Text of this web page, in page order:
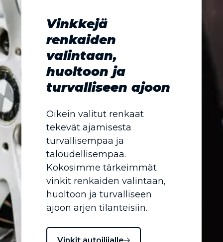
Vinkkejä
renkaiden
valintaan,
huoltoon ja
turvalliseen ajoon
Oikein valitut renkaat
tekevät ajamisesta
turvallisempaa ja
taloudellisempaa.
Kokosimme tärkeimmät
vinkit renkaiden valintaan,
huoltoon ja turvalliseen
ajoon arjen tilanteisiin.